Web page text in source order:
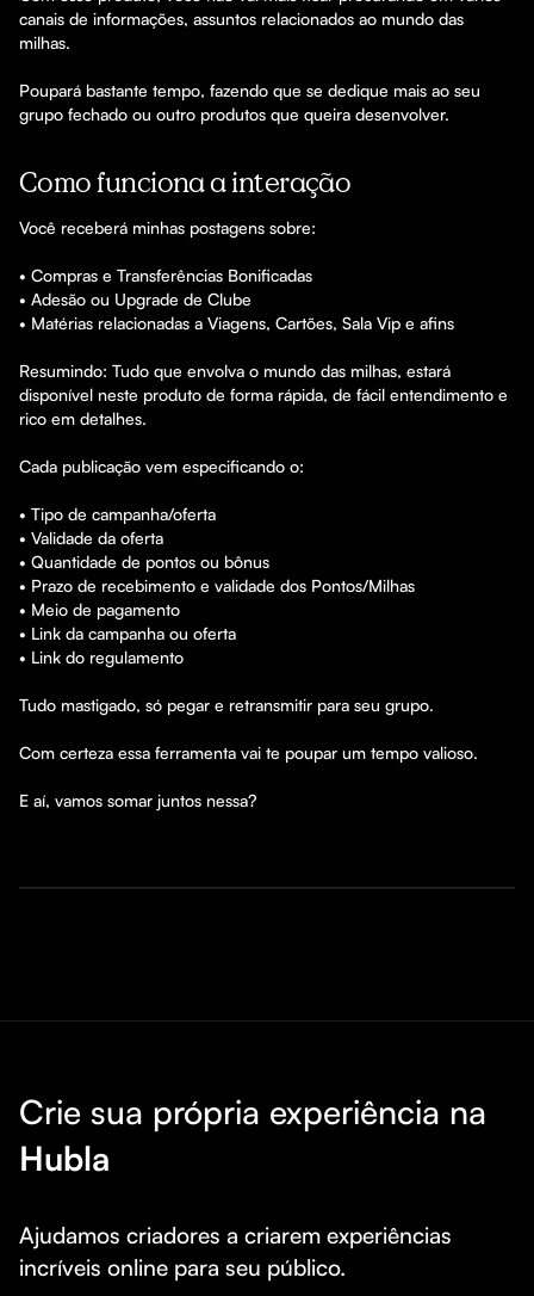
canais de informações, assuntos relacionados ao mundo das
milhas.
Poupará bastante tempo, fazendo que se dedique mais ao seu
grupo fechado ou outro produtos que queira desenvolver.
Como funciona a interação
Você receberá minhas postagens sobre:
• Compras e Transferências Bonificadas
• Adesão ou Upgrade de Clube
• Matérias relacionadas a Viagens, Cartões, Sala Vip e afins
Resumindo: Tudo que envolva o mundo das milhas, estará
disponível neste produto de forma rápida, de fácil entendimento e
rico em detalhes.
Cada publicação vem especificando o:
• Tipo de campanha/oferta
• Validade da oferta
• Quantidade de pontos ou bônus
• Prazo de recebimento e validade dos Pontos/Milhas
• Meio de pagamento
• Link da campanha ou oferta
• Link do regulamento
Tudo mastigado, só pegar e retransmitir para seu grupo.
Com certeza essa ferramenta vai te poupar um tempo valioso.
E aí, vamos somar juntos nessa?
Crie sua própria experiência na
Hubla
Ajudamos criadores a criarem experiências
incríveis online para seu público.